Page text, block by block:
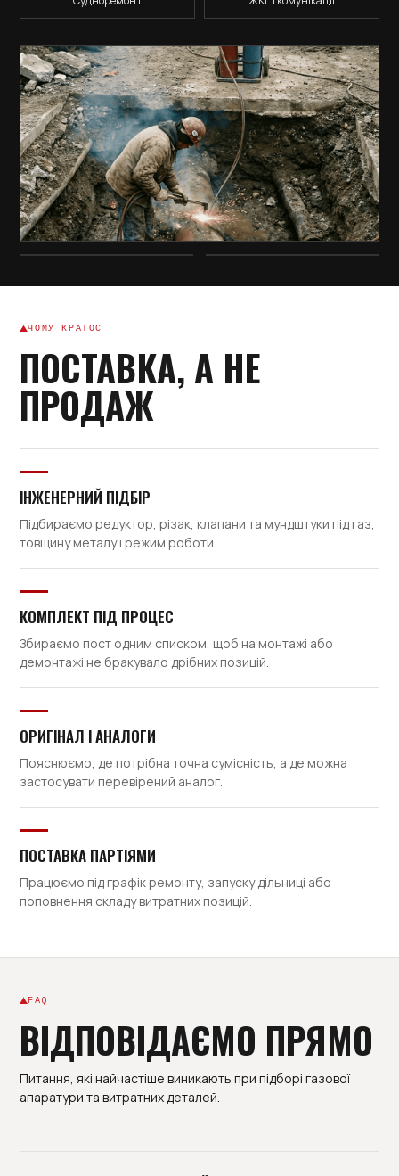
ЧОМУ КРАТОС
ПОСТАВКА, А НЕ
ПРОДАЖ
ІНЖЕНЕРНИЙ ПІДБІР
Підбираємо редуктор, різак, клапани та мундштуки під газ,
товщину металу і режим роботи.
КОМПЛЕКТ ПІД ПРОЦЕС
Збираємо пост одним списком, щоб на монтажі або
демонтажі не бракувало дрібних позицій.
ОРИГІНАЛ І АНАЛОГИ
Пояснюємо, де потрібна точна сумісність, а де можна
застосувати перевірений аналог.
ПОСТАВКА ПАРТІЯМИ
Працюємо під графік ремонту, запуску дільниці або
поповнення складу витратних позицій.
FAQ
ВІДПОВІДАЄМО ПРЯМО
Питання, які найчастіше виникають при підборі газової
апаратури та витратних деталей.